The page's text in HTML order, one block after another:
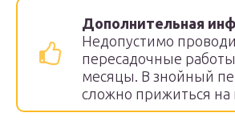
Дополнительная
Недопустимо
пересадочные
месяцы. В знойный
сложно прижиться на